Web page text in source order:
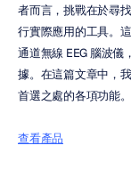
者而言，挑戰在於尋
行實際應用的工具。
通道無線 EEG 腦波
據。在這篇文章中，
首選之處的各項功能。
查看產品